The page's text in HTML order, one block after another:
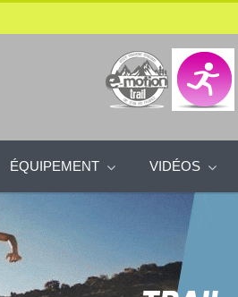
ÉQUIPEMENT VIDÉOS